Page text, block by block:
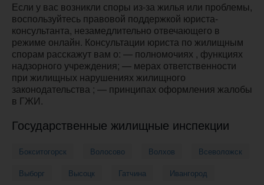
Если у вас возникли споры из-за жилья или проблемы,
воспользуйтесь правовой поддержкой юриста-
консультанта, незамедлительно отвечающего в
режиме онлайн. Консультации юриста по жилищным
спорам расскажут вам о: — полномочиях , функциях
надзорного учреждения; — мерах ответственности
при жилищных нарушениях жилищного
законодательства ; — принципах оформления жалобы
в ГЖИ.
Государственные жилищные инспекции
Бокситогорск Волосово Волхов
Всеволожск
Выборг
Высоцк Гатчина
Ивангород